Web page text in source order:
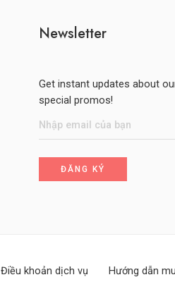
Newsletter
Get instant updates about
special promos!
Điều khoản dịch vụ Hướng dẫn